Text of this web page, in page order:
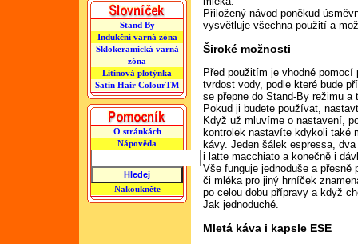
Stand By
Indukční varná zóna
Sklokeramická varná
zóna
Litinová plotýnka
Satin Hair ColourTM
O stránkách
Nápověda
Nakoukněte
Přiložený návod poněkud
vysvětluje všechna použití a
Široké možnosti
Před použitím je vhodné
tvrdost vody, podle které bude
se přepne do Stand-By režimu
Pokud ji budete používat,
Když už mluvíme o nastavení,
kontrolek nastavíte kdykoli také
kávy. Jeden šálek espressa,
i latte macchiato a konečně i
Vše funguje jednoduše a
či mléka pro jiný hrníček
po celou dobu přípravy a když
Jak jednoduché.
Mletá káva i kapsle ESE